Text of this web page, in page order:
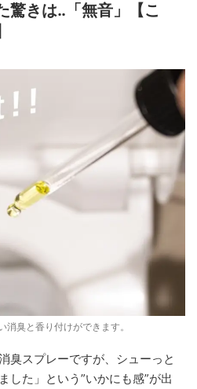
驚きは‥「無音」【こ
消臭と香り付けができます。
臭スプレーですが、シューっと
した」という”いかにも感”が出